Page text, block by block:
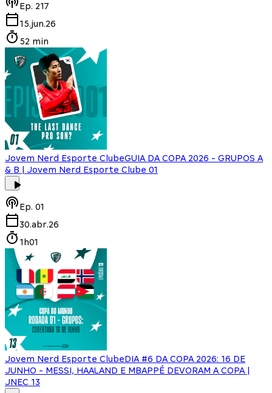
Ep. 217
15.jun.26
52 min
Jovem Nerd Esporte ClubeGUIA DA COPA 2026 - GRUPOS A
& B | Jovem Nerd Esporte Clube 01
Ep. 01
30.abr.26
1h01
Jovem Nerd Esporte ClubeDIA #6 DA COPA 2026: 16 DE
JUNHO - MESSI, HAALAND E MBAPPÉ DEVORAM A COPA |
JNEC 13